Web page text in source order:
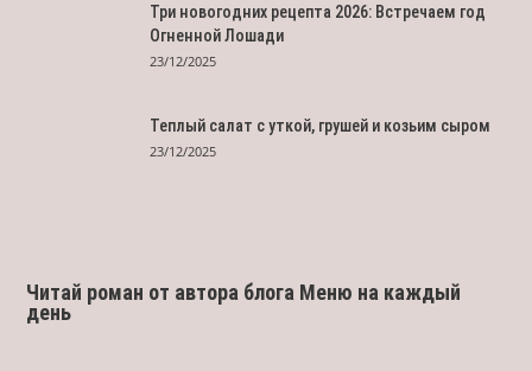
Три новогодних рецепта 2026: Встречаем год
Огненной Лошади
23/12/2025
Теплый салат с уткой, грушей и козьим сыром
23/12/2025
Читай роман от автора блога Меню на каждый
день